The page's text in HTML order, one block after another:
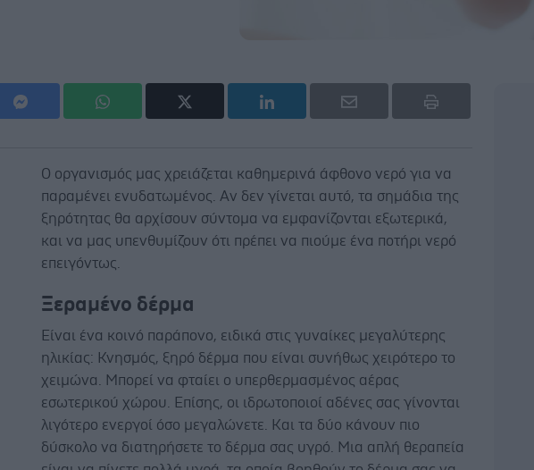
Ο οργανισμός μας χρειάζεται καθημερινά άφθονο νερό για να
παραμένει ενυδατωμένος. Αν δεν γίνεται αυτό, τα σημάδια της
ξηρότητας θα αρχίσουν σύντομα να εμφανίζονται εξωτερικά,
και να μας υπενθυμίζουν ότι πρέπει να πιούμε ένα ποτήρι νερό
επειγόντως.
Ξεραμένο δέρμα
Είναι ένα κοινό παράπονο, ειδικά στις γυναίκες μεγαλύτερης
ηλικίας: Κνησμός, ξηρό δέρμα που είναι συνήθως χειρότερο το
χειμώνα. Μπορεί να φταίει ο υπερθερμασμένος αέρας
εσωτερικού χώρου. Επίσης, οι ιδρωτοποιοί αδένες σας γίνονται
λιγότερο ενεργοί όσο μεγαλώνετε. Και τα δύο κάνουν πιο
δύσκολο να διατηρήσετε το δέρμα σας υγρό. Μια απλή θεραπεία